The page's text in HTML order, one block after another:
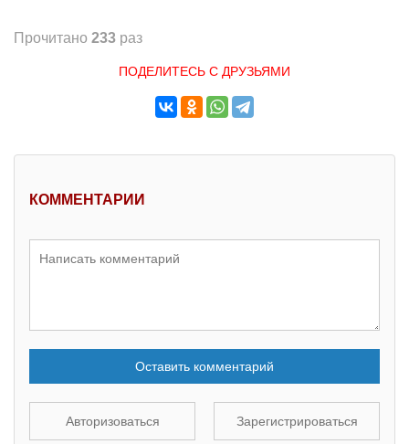
Прочитано 233 раз
ПОДЕЛИТЕСЬ С ДРУЗЬЯМИ
КОММЕНТАРИИ
Оставить комментарий
Авторизоваться Зарегистрироваться